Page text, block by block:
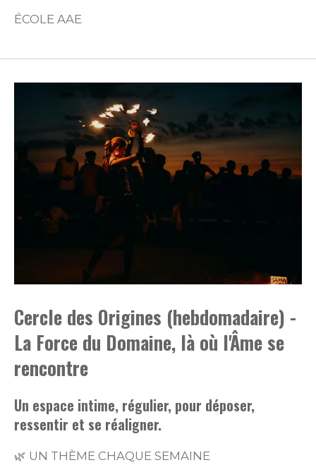
ÉCOLE AAE
Cercle des Origines (hebdomadaire) -
La Force du Domaine, là où l'Âme se
rencontre
Un espace intime, régulier, pour déposer,
ressentir et se réaligner.
🌿 UN THÈME CHAQUE SEMAINE